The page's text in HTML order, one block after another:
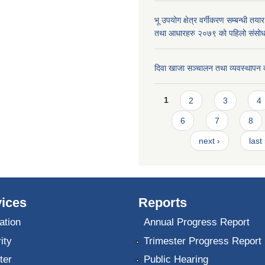
भू उपयोग क्षेत्र वर्गीकरण सम्बन्धी
तथा आधारहरु २०७९ को पहिलो
दिवा खाजा सञ्चालन तथा व्यवस्थापन
Pages
1 2 3 4
6 7 8
next › last
Reports
Annual Progress Report
Trimester Progress Report
Public Hearing